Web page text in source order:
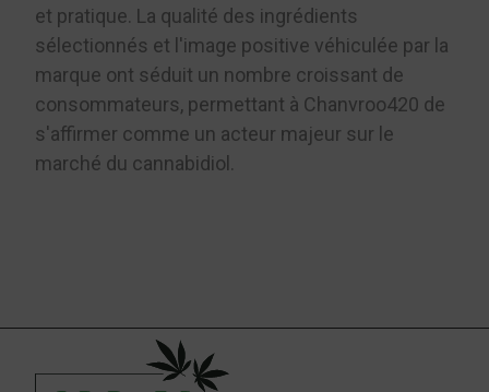
et pratique. La qualité des ingrédients
sélectionnés et l'image positive véhiculée par la
marque ont séduit un nombre croissant de
consommateurs, permettant à Chanvroo420 de
s'affirmer comme un acteur majeur sur le
marché du cannabidiol.